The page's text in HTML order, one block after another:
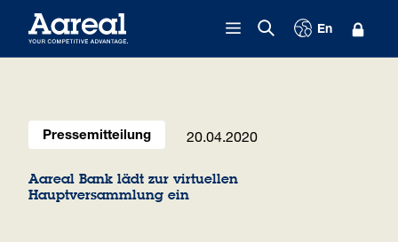
En
Pressemitteilung 20.04.2020
Aareal Bank lädt zur virtuellen
Hauptversammlung ein